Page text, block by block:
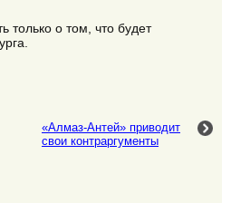
только о том, что будет
«Алмаз-Антей» приводит
свои контраргументы